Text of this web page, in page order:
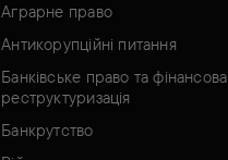
Аграрне право
Антикорупційні питання
Банківське право та фінансова
реструктуризація
Банкрутство